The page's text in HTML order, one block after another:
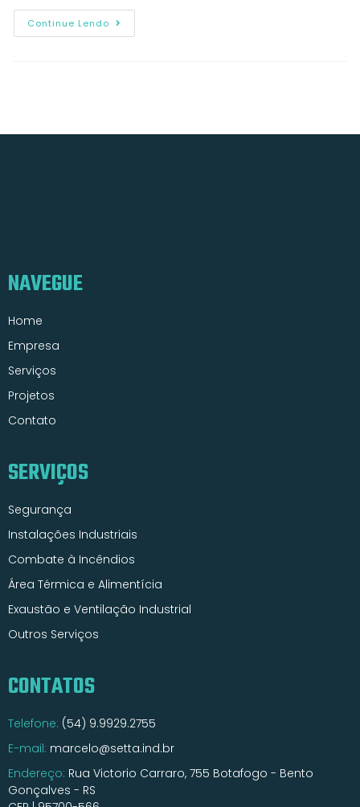
Continue Lendo
NAVEGUE
Home
Empresa
Serviços
Projetos
Contato
SERVIÇOS
Segurança
Instalações Industriais
Combate à Incêndios
Área Térmica e Alimentícia
Exaustão e Ventilação Industrial
Outros Serviços
CONTATOS
Telefone: (54) 9.9929.2755
E-mail: marcelo@setta.ind.br
Endereço: Rua Victorio Carraro, 755 Botafogo - Bento
Gonçalves - RS